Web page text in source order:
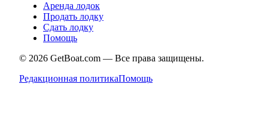
Аренда лодок
Продать лодку
Сдать лодку
Помощь
© 2026 GetBoat.com — Все права защищены.
Редакционная политикаПомощь